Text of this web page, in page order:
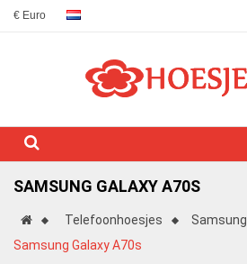
€ Euro
SAMSUNG GALAXY A70S
Telefoonhoesjes
Samsung
Samsung Galaxy A70s